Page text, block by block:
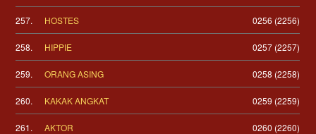
257. HOSTES 0256 (2256)
258. HIPPIE 0257 (2257)
259. ORANG ASING 0258 (2258)
260. KAKAK ANGKAT 0259 (2259)
261. AKTOR 0260 (2260)